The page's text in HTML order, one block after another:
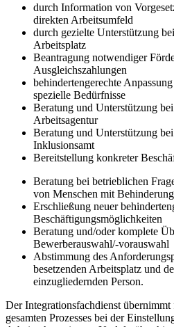
durch Information von
direkten Arbeitsumfeld
durch gezielte Unterstützung
Arbeitsplatz
Beantragung notwendiger
Ausgleichszahlungen
behindertengerechte
spezielle Bedürfnisse
Beratung und Unterstützung
Arbeitsagentur
Beratung und Unterstützung
Inklusionsamt
Bereitstellung konkreter
Beratung bei betrieblichen
von Menschen mit Behinderung
Erschließung neuer
Beschäftigungsmöglichkeiten
Beratung und/oder komplete
Bewerberauswahl/-vorauswahl
Abstimmung des
besetzenden Arbeitsplatz und
einzugliedernden Person.
Der Integrationsfachdienst übernimmt
gesamten Prozesses bei der